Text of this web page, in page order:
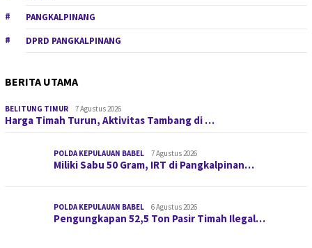
PANGKALPINANG
DPRD PANGKALPINANG
BERITA UTAMA
BELITUNG TIMUR 7 Agustus 2026
Harga Timah Turun, Aktivitas Tambang di …
POLDA KEPULAUAN BABEL 7 Agustus 2026
Miliki Sabu 50 Gram, IRT di Pangkalpinan…
POLDA KEPULAUAN BABEL 6 Agustus 2026
Pengungkapan 52,5 Ton Pasir Timah Ilegal…